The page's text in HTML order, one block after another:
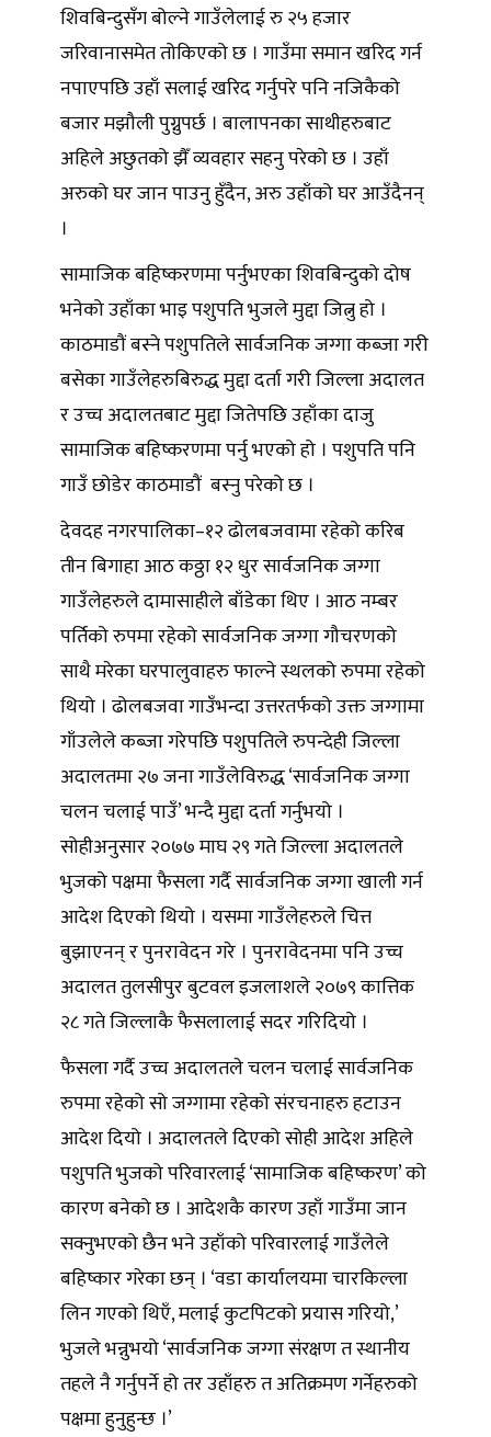
शिवबिन्दुसँग बोल्ने गाउँलेलाई रु २५ हजार
जरिवानासमेत तोकिएको छ । गाउँमा समान खरिद गर्न
नपाएपछि उहाँ सलाई खरिद गर्नुपरे पनि नजिकैको
बजार मझौली पुग्नुपर्छ । बालापनका साथीहरुबाट
अहिले अछुतको झैँ व्यवहार सहनु परेको छ । उहाँ
अरुको घर जान पाउनु हुँदैन, अरु उहाँको घर आउँदैनन्
।
सामाजिक बहिष्करणमा पर्नुभएका शिवबिन्दुको दोष
भनेको उहाँका भाइ पशुपति भुजले मुद्दा जित्नु हो ।
काठमाडौं बस्ने पशुपतिले सार्वजनिक जग्गा कब्जा गरी
बसेका गाउँलेहरुबिरुद्ध मुद्दा दर्ता गरी जिल्ला अदालत
र उच्च अदालतबाट मुद्दा जितेपछि उहाँका दाजु
सामाजिक बहिष्करणमा पर्नु भएको हो । पशुपति पनि
गाउँ छोडेर काठमाडौं बस्नु परेको छ ।
देवदह नगरपालिका–१२ ढोलबजवामा रहेको करिब
तीन बिगाहा आठ कठ्ठा १२ धुर सार्वजनिक जग्गा
गाउँलेहरुले दामासाहीले बाँडेका थिए । आठ नम्बर
पर्तिको रुपमा रहेको सार्वजनिक जग्गा गौचरणको
साथै मरेका घरपालुवाहरु फाल्ने स्थलको रुपमा रहेको
थियो । ढोलबजवा गाउँभन्दा उत्तरतर्फको उक्त जग्गामा
गाँउलेले कब्जा गरेपछि पशुपतिले रुपन्देही जिल्ला
अदालतमा २७ जना गाउँलेविरुद्ध ‘सार्वजनिक जग्गा
चलन चलाई पाउँ’ भन्दै मुद्दा दर्ता गर्नुभयो ।
सोहीअनुसार २०७७ माघ २९ गते जिल्ला अदालतले
भुजको पक्षमा फैसला गर्दै सार्वजनिक जग्गा खाली गर्न
आदेश दिएको थियो । यसमा गाउँलेहरुले चित्त
बुझाएनन् र पुनरावेदन गरे । पुनरावेदनमा पनि उच्च
अदालत तुलसीपुर बुटवल इजलाशले २०७९ कात्तिक
२८ गते जिल्लाकै फैसलालाई सदर गरिदियो ।
फैसला गर्दै उच्च अदालतले चलन चलाई सार्वजनिक
रुपमा रहेको सो जग्गामा रहेको संरचनाहरु हटाउन
आदेश दियो । अदालतले दिएको सोही आदेश अहिले
पशुपति भुजको परिवारलाई ‘सामाजिक बहिष्करण’ को
कारण बनेको छ । आदेशकै कारण उहाँ गाउँमा जान
सक्नुभएको छैन भने उहाँको परिवारलाई गाउँलेले
बहिष्कार गरेका छन् । ‘वडा कार्यालयमा चारकिल्ला
लिन गएको थिएँ, मलाई कुटपिटको प्रयास गरियो,’
भुजले भन्नुभयो ‘सार्वजनिक जग्गा संरक्षण त स्थानीय
तहले नै गर्नुपर्ने हो तर उहाँहरु त अतिक्रमण गर्नेहरुको
पक्षमा हुनुहुन्छ ।’